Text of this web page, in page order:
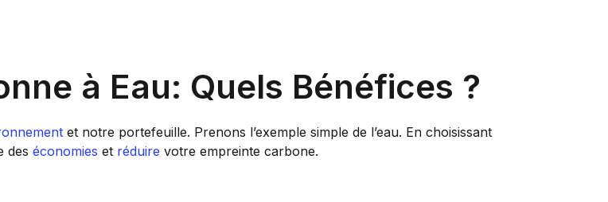
à Eau: Quels Bénéfices ?
et notre portefeuille. Prenons l’exemple simple de l’eau. En choisissant
des économies et réduire votre empreinte carbone.